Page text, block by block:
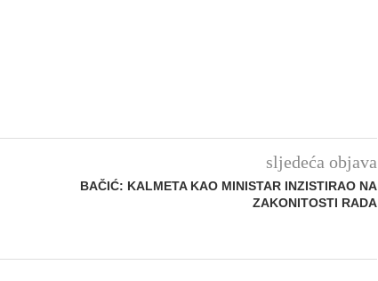
sljedeća objava
BAČIĆ: KALMETA KAO MINISTAR INZISTIRAO NA
ZAKONITOSTI RADA